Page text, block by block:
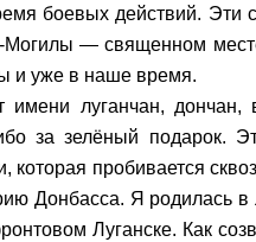
боевых действий. Эти
— священном
и уже в наше время.
луганчан, дончан,
за зелёный подарок.
которая пробивается
Донбасса. Я родилась в
Луганске. Как